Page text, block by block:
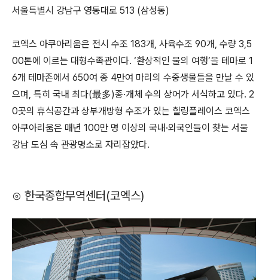
서울특별시 강남구 영동대로 513 (삼성동)
코엑스 아쿠아리움은 전시 수조 183개, 사육수조 90개, 수량 3,5
00톤에 이르는 대형수족관이다. ‘환상적인 물의 여행’을 테마로 1
6개 테마존에서 650여 종 4만여 마리의 수중생물들을 만날 수 있
으며, 특히 국내 최다(最多)종·개체 수의 상어가 서식하고 있다. 2
0곳의 휴식공간과 상부개방형 수조가 있는 힐링플레이스 코엑스
아쿠아리움은 매년 100만 명 이상의 국내·외국인들이 찾는 서울
강남 도심 속 관광명소로 자리잡았다.
⊙ 한국종합무역센터(코엑스)